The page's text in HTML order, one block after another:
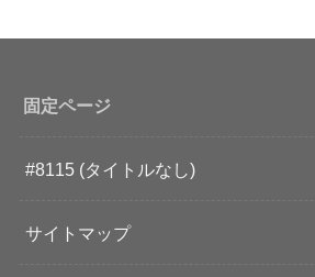
固定ページ
#8115 (タイトルなし)
サイトマップ